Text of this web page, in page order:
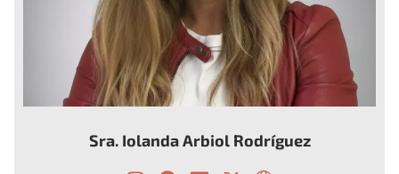
Sra. Iolanda Arbiol Rodríguez